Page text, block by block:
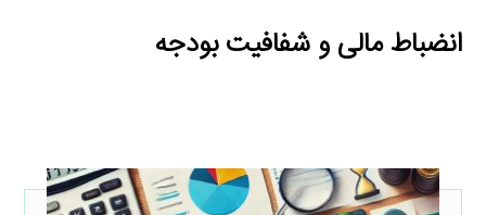
انضباط مالى و شفافيت بودجه